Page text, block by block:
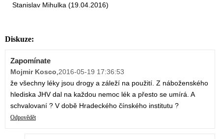
Stanislav Mihulka (19.04.2016)
Diskuze:
Zapomínate
Mojmir Kosco,2016-05-19 17:36:53
že všechny léky jsou drogy a záleží na použití. Z náboženského
hlediska JHV dal na každou nemoc lék a přesto se umírá. A
schvalovaní ? V době Hradeckého čínského institutu ?
Odpovědět